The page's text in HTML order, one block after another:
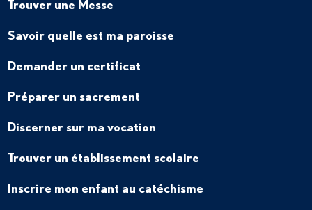
Trouver une Messe
Savoir quelle est ma paroisse
Demander un certificat
Préparer un sacrement
Discerner sur ma vocation
Trouver un établissement scolaire
Inscrire mon enfant au catéchisme